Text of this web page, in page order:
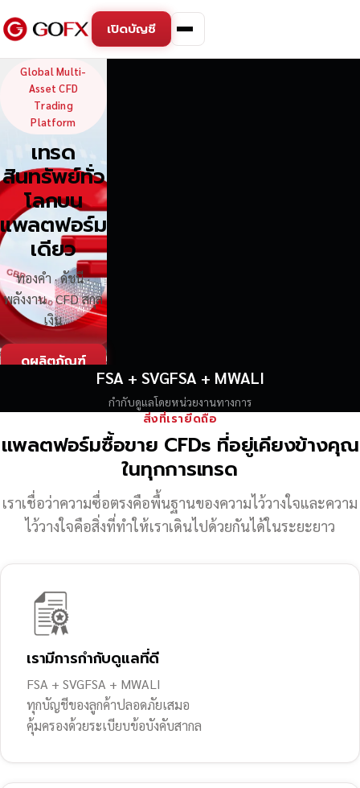
เปิดบัญชี
GoFX — Global Multi-
Global Multi-
Asset CFD
Trading
Platform
เทรด
สินทรัพย์ทั่ว
โลกบน
แพลตฟอร์ม
เดียว
ทองคำ · ดัชนี ·
พลังงาน · CFD สกุล
เงิน
ดูผลิตภัณฑ์
FSA + SVGFSA + MWALI
กำกับดูแลโดยหน่วยงานทางการ
สิ่งที่เรายึดถือ
แพลตฟอร์มซื้อขาย CFDs ที่อยู่เคียงข้างคุณ
ในทุกการเทรด
เราเชื่อว่าความซื่อตรงคือพื้นฐานของความไว้วางใจและความ
ไว้วางใจคือสิ่งที่ทำให้เราเดินไปด้วยกันได้ในระยะยาว
เรามีการกำกับดูแลที่ดี
FSA + SVGFSA + MWALI
ทุกบัญชีของลูกค้าปลอดภัยเสมอ
คุ้มครองด้วยระเบียบข้อบังคับสากล